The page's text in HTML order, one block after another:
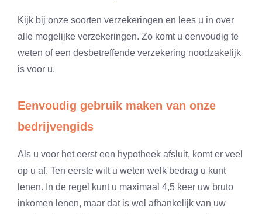
Kijk bij onze soorten verzekeringen en lees u in over
alle mogelijke verzekeringen. Zo komt u eenvoudig te
weten of een desbetreffende verzekering noodzakelijk
is voor u.
Eenvoudig gebruik maken van onze
bedrijvengids
Als u voor het eerst een hypotheek afsluit, komt er veel
op u af. Ten eerste wilt u weten welk bedrag u kunt
lenen. In de regel kunt u maximaal 4,5 keer uw bruto
inkomen lenen, maar dat is wel afhankelijk van uw